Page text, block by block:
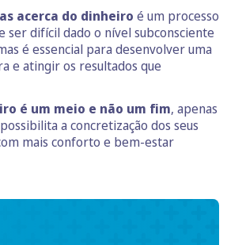
acerca do dinheiro é um processo
ser difícil dado o nível subconsciente
é essencial para desenvolver uma
e atingir os resultados que
é um meio e não um fim, apenas
a concretização dos seus
mais conforto e bem-estar